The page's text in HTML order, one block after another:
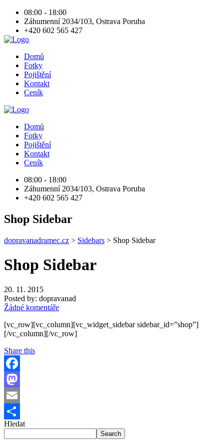
08:00 - 18:00
Záhumenní 2034/103, Ostrava Poruba
+420 602 565 427
Domů
Fotky
Pojištění
Kontakt
Ceník
Domů
Fotky
Pojištění
Kontakt
Ceník
08:00 - 18:00
Záhumenní 2034/103, Ostrava Poruba
+420 602 565 427
Shop Sidebar
dopravanadramec.cz > Sidebars > Shop Sidebar
Shop Sidebar
20. 11. 2015
Posted by: dopravanad
Žádné komentáře
[vc_row][vc_column][vc_widget_sidebar sidebar_id=”shop”]
[/vc_column][/vc_row]
Share this
Facebook
Mastodon
Email
Share
Hledat
Search